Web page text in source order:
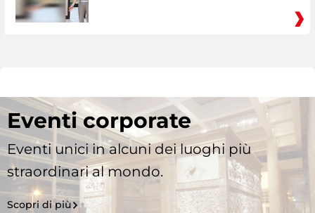
Eventi corporate
Eventi unici in alcuni dei luoghi più
straordinari al mondo.
Scopri di più